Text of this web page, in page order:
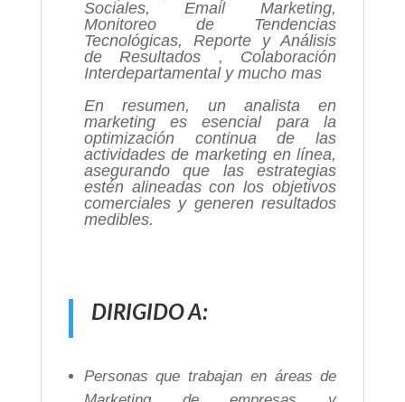
Sociales, Email Marketing,
Monitoreo de Tendencias
Tecnológicas, Reporte y Análisis
de Resultados , Colaboración
Interdepartamental y mucho mas
En resumen, un analista en
marketing es esencial para la
optimización continua de las
actividades de marketing en línea,
asegurando que las estrategias
estén alineadas con los objetivos
comerciales y generen resultados
medibles.
DIRIGIDO A:
Personas que trabajan en áreas de